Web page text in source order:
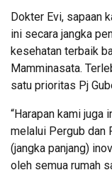
Dokter Evi, sapaan
ini secara jangka
kesehatan terbaik
Mamminasata.
satu prioritas Pj
“Harapan kami juga
melalui Pergub dan
(jangka panjang)
oleh semua rumah